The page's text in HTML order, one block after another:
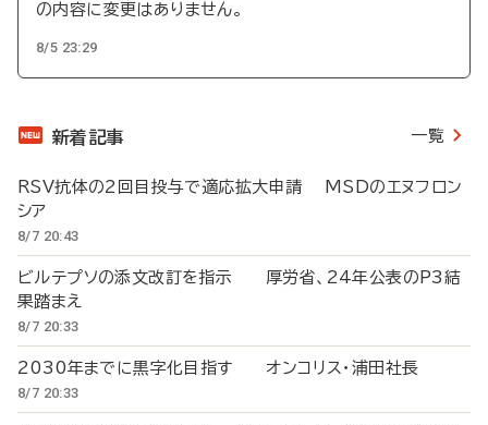
の内容に変更はありません。
8/5 23:29
新着記事 一覧
RSV抗体の2回目投与で適応拡大申請 MSDのエヌフロン
シア
8/7 20:43
ビルテプソの添文改訂を指示 厚労省、24年公表のP3結
果踏まえ
8/7 20:33
2030年までに黒字化目指す オンコリス・浦田社長
8/7 20:33